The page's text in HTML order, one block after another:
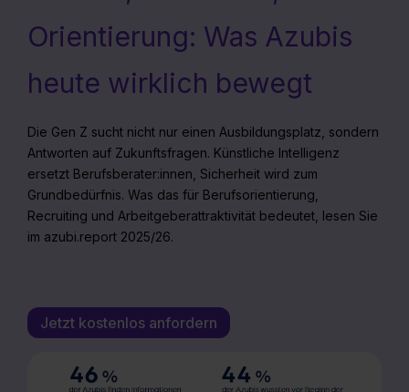
Die USA verfügen über kein angemessenes
Datenschutzniveau (EuGH – Schrems II). Du kannst die von
dir erteilte Einwilligung jederzeit mit Wirkung für die Zukunft
ganz oder teilweise über unsere Datenschutzerklärung unter
dem Punkt „Datenschutz-Einstellungen“ widerrufen. Weitere
Informationen zu den einzelnen Cookies findest du durch
Klick auf „Details zeigen“. Weitere Informationen:
Datenschutzerklärung,Impressum.
Orientierung: Was Azubis
heute wirklich bewegt
Die Gen Z sucht nicht nur einen Ausbildungsplatz, sondern
Antworten auf Zukunftsfragen. Künstliche Intelligenz
ersetzt Berufsberater:innen, Sicherheit wird zum
Grundbedürfnis. Was das für Berufsorientierung,
Recruiting und Arbeitgeberattraktivität bedeutet, lesen Sie
im azubi.report 2025/26.
Jetzt kostenlos anfordern